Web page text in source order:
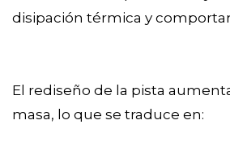
disipación térmica y
El rediseño de la pista
masa, lo que se traduce en: